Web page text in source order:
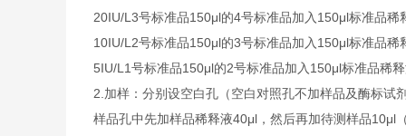
20IU/L 3号标准品150μl的4号标准品加入150μl标准品稀
10IU/L 2号标准品150μl的3号标准品加入150μl标准品稀
5IU/L 1号标准品150μl的2号标准品加入150μl标准品稀
2.加样：分别设空白孔（空白对照孔不加样品及酶标试
样品孔中先加样品稀释液40μl，然后再加待测样品10μl